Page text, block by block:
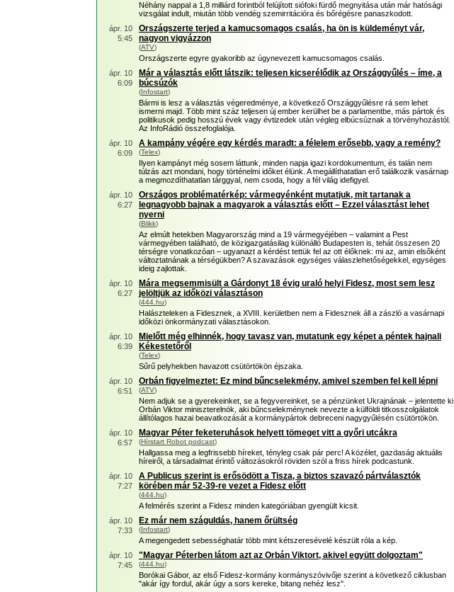
Néhány nappal a 1,8 milliárd forintból felújított siófoki fürdő megnyitása után már hatósági
vizsgálat indult, miután több vendég szemirritációra és bőrégésre panaszkodott.
ápr. 10
5:45
Országszerte terjed a kamucsomagos csalás, ha ön is küldeményt vár,
nagyon vigyázzon
(ATV)
Országszerte egyre gyakoribb az úgynevezett kamucsomagos csalás.
ápr. 10
6:09
Már a választás előtt látszik: teljesen kicserélődik az Országgyűlés – íme, a
búcsúzók
(Infostart)
Bármi is lesz a választás végeredménye, a következő Országgyűlésre rá sem lehet
ismerni majd. Több mint száz teljesen új ember kerülhet be a parlamentbe, más pártok és
politikusok pedig hosszú évek vagy évtizedek után végleg elbúcsúznak a törvényhozástól.
Az InfoRádió összefoglalója.
ápr. 10
6:09
A kampány végére egy kérdés maradt: a félelem erősebb, vagy a remény?
(Telex)
Ilyen kampányt még sosem láttunk, minden napja igazi kordokumentum, és talán nem
túlzás azt mondani, hogy történelmi időket élünk. A megállíthatatlan erő találkozik vasárnap
a megmozdíthatatlan tárggyal, nem csoda, hogy a fél világ idefigyel.
ápr. 10
6:27
Országos problématérkép: vármegyénként mutatjuk, mit tartanak a
legnagyobb bajnak a magyarok a választás előtt – Ezzel választást lehet
nyerni
(Blikk)
Az elmúlt hetekben Magyarország mind a 19 vármegyéjében – valamint a Pest
vármegyében található, de közigazgatásilag különálló Budapesten is, tehát összesen 20
térségre vonatkozóan – ugyanazt a kérdést tettük fel az ott élőknek: mi az, amin elsőként
változtatnának a térségükben? A szavazások egységes válaszlehetőségekkel, egységes
ideig zajlottak.
ápr. 10
6:27
Mára megsemmisült a Gárdonyt 18 évig uraló helyi Fidesz, most sem lesz
jelöltjük az időközi választáson
(444.hu)
Halászteleken a Fidesznek, a XVIII. kerületben nem a Fidesznek áll a zászló a vasárnapi
időközi önkormányzati választásokon.
ápr. 10
6:39
Mielőtt még elhinnék, hogy tavasz van, mutatunk egy képet a péntek hajnali
Kékestetőről
(Telex)
Sűrű pelyhekben havazott csütörtökön éjszaka.
ápr. 10
6:51
Orbán figyelmeztet: Ez mind bűncselekmény, amivel szemben fel kell lépni
(ATV)
Nem adjuk se a gyerekeinket, se a fegyvereinket, se a pénzünket Ukrajnának – jelentette ki
Orbán Viktor miniszterelnök, aki bűncselekménynek nevezte a külföldi titkosszolgálatok
állítólagos hazai beavatkozását a kormánypártok debreceni nagygyűlésén csütörtökön.
ápr. 10
6:57
Magyar Péter feketeruhások helyett tömeget vitt a győri utcákra
(Hírstart Robot podcast)
Hallgassa meg a legfrissebb híreket, tényleg csak pár perc! A közélet, gazdaság aktuális
híreiről, a társadalmat érintő változásokról röviden szól a friss hírek podcastunk.
ápr. 10
7:27
A Publicus szerint is erősödött a Tisza, a biztos szavazó pártválasztók
körében már 52-39-re vezet a Fidesz előtt
(444.hu)
A felmérés szerint a Fidesz minden kategóriában gyengült kicsit.
ápr. 10
7:33
Ez már nem száguldás, hanem őrültség
(Infostart)
A megengedett sebességhatár több mint kétszeresévelé készült róla a kép.
ápr. 10
7:45
"Magyar Péterben látom azt az Orbán Viktort, akivel együtt dolgoztam"
(444.hu)
Borókai Gábor, az első Fidesz-kormány kormányszóvivője szerint a következő ciklusban
"akár így fordul, akár úgy a sors kereke, bitang nehéz lesz".